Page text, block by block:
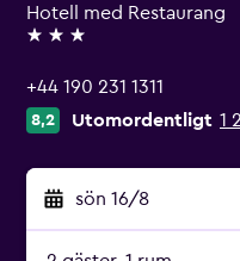
Hotell med Restaurang
3 stjärnor
+44 190 231 1311
8,2 Utomordentligt 1
sön 16/8